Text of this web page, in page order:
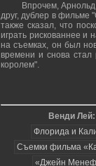
Впрочем,
друг, дублер в фильме
также сказал, что
играть рискованнее и
на съемках, он был
времени и снова стал
королем".
Венди Лей:
Флорида и
Съемки фильма
«Джейн